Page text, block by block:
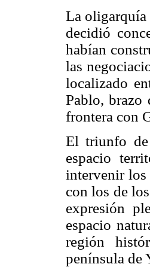
La oligarquía
decidió
habían
las
localizado
Pablo, brazo
frontera con
El triunfo
espacio
intervenir los
con los de
expresión
espacio
región
península de